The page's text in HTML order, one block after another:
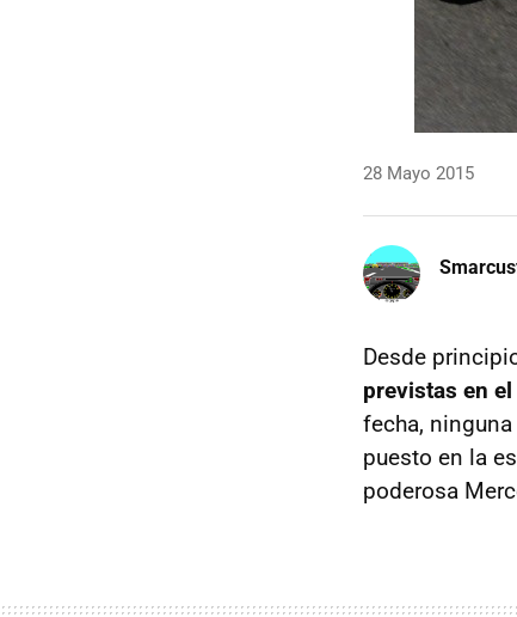
28 Mayo 2015
Desde
previstas en
fecha,
puesto en la
poderosa